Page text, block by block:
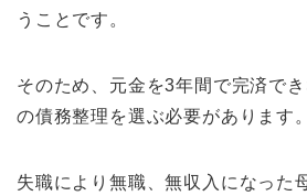
うことです。
そのため、元金を3年間で完済で
の債務整理を選ぶ必要があります。
失職により無職、無収入になった